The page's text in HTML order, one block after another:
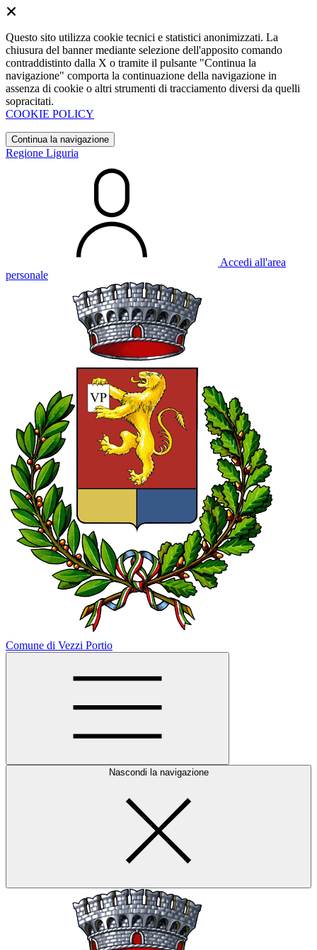
Questo sito utilizza cookie tecnici e statistici anonimizzati. La
chiusura del banner mediante selezione dell'apposito comando
contraddistinto dalla X o tramite il pulsante "Continua la
navigazione" comporta la continuazione della navigazione in
assenza di cookie o altri strumenti di tracciamento diversi da quelli
sopracitati.
COOKIE POLICY
Continua la navigazione
Regione Liguria
Accedi all'area
personale
Comune di Vezzi Portio
Nascondi la navigazione